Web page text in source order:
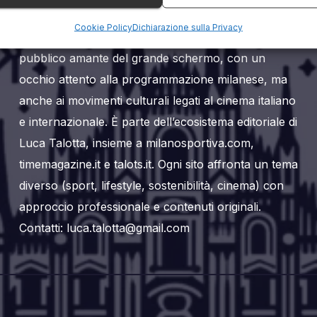
Cookie PolicyDichiarazione sulla Privacy
al mondo del cinema a Milano. Si rivolge a un
pubblico amante del grande schermo, con un
occhio attento alla programmazione milanese, ma
anche ai movimenti culturali legati al cinema italiano
e internazionale. È parte dell’ecosistema editoriale di
Luca Talotta, insieme a milanosportiva.com,
timemagazine.it e talots.it. Ogni sito affronta un tema
diverso (sport, lifestyle, sostenibilità, cinema) con
approccio professionale e contenuti originali.
Contatti: luca.talotta@gmail.com